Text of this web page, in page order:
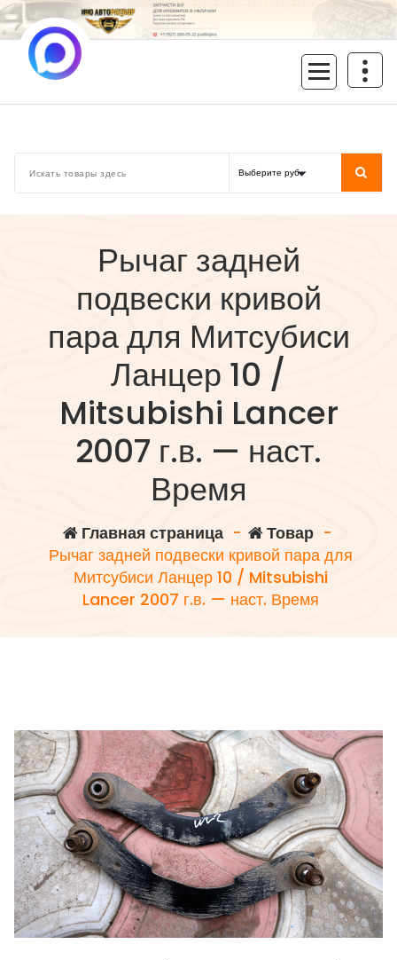
Перейти
к
содержимому
Рычаг задней
подвески кривой
пара для Митсубиси
Ланцер 10 /
Mitsubishi Lancer
2007 г.в. — наст.
Время
Главная страница- Товар-
Рычаг задней подвески кривой пара для
Митсубиси Ланцер 10 / Mitsubishi
Lancer 2007 г.в. — наст. Время